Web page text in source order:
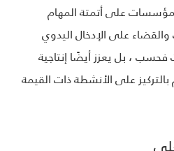
على أتمتة المهام
على الإدخال اليدوي
فحسب ، بل يعزز أيضًا إنتاجية
على الأنشطة ذات القيمة